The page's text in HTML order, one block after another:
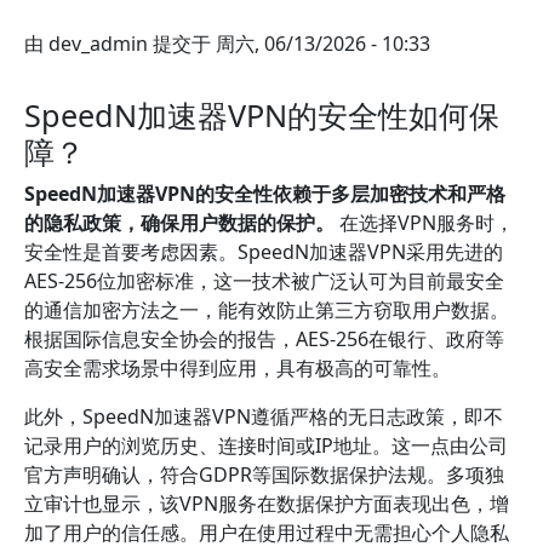
由 dev_admin 提交于 周六, 06/13/2026 - 10:33
SpeedN加速器VPN的安全性如何保
障？
SpeedN加速器VPN的安全性依赖于多层加密技术和严格
的隐私政策，确保用户数据的保护。
在选择VPN服务时，
安全性是首要考虑因素。SpeedN加速器VPN采用先进的
AES-256位加密标准，这一技术被广泛认可为目前最安全
的通信加密方法之一，能有效防止第三方窃取用户数据。
根据国际信息安全协会的报告，AES-256在银行、政府等
高安全需求场景中得到应用，具有极高的可靠性。
此外，SpeedN加速器VPN遵循严格的无日志政策，即不
记录用户的浏览历史、连接时间或IP地址。这一点由公司
官方声明确认，符合GDPR等国际数据保护法规。多项独
立审计也显示，该VPN服务在数据保护方面表现出色，增
加了用户的信任感。用户在使用过程中无需担心个人隐私